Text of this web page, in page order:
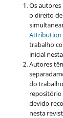
Os
o direito
Attribution
trabalho
inicial
Autores
do
repositório
devido
nesta